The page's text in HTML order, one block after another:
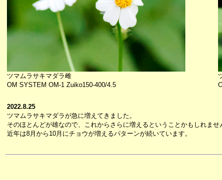
ツマムラサキマダラ雌
OM SYSTEM OM-1 Zuiko150-400/4.5
2022.8.25
ツマムラサキマダラが急に増えてきました。
そのほとんどが雄なので、これからさらに増えるということかもしれませ
近年は8月から10月にチョウが増えるパターンが続いています。